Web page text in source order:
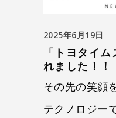
2025年6月19日
「トヨタイ
れました！！
その先の笑顔
テクノロジー